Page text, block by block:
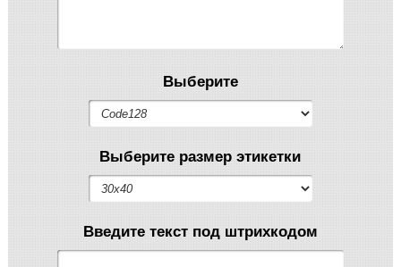
Выберите
Выберите размер этикетки
Введите текст под штрихкодом